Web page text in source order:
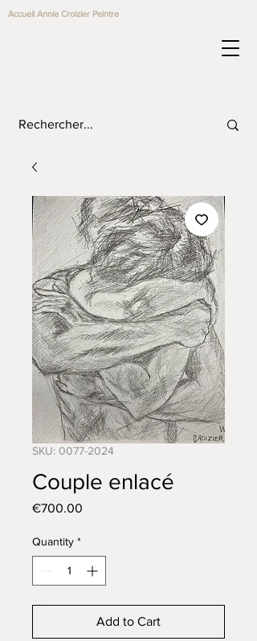
Accueil Annie Croizier Peintre
SKU: 0077-2024
Couple enlacé
€700.00
Quantity *
Add to Cart